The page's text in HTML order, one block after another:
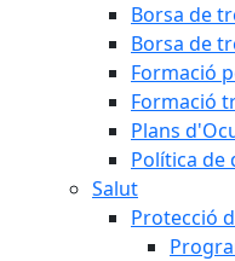
Borsa de
Borsa de
Formació
Formació
Plans
Política de
Salut
Protecció